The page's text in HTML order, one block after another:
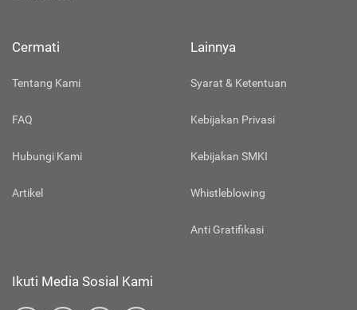
Cermati
Tentang Kami
FAQ
Hubungi Kami
Artikel
Lainnya
Syarat & Ketentuan
Kebijakan Privasi
Kebijakan SMKI
Whistleblowing
Anti Gratifikasi
Ikuti Media Sosial Kami